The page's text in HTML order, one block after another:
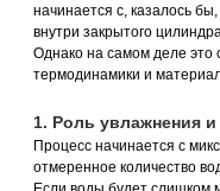
начинается с, казалось
внутри закрытого
Однако на самом деле это
термодинамики и
1. Роль увлажнения
Процесс начинается с
отмеренное количество